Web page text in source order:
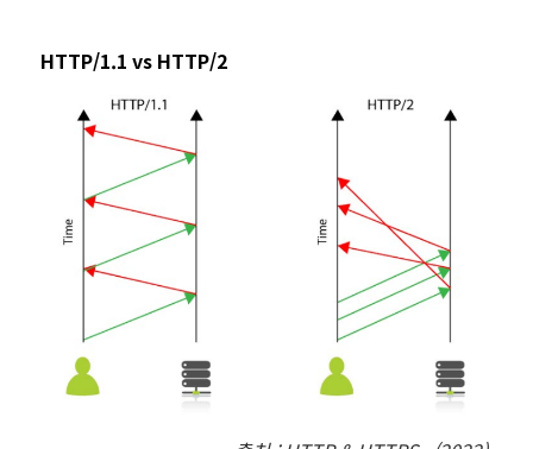
HTTP/1.1 vs HTTP/2